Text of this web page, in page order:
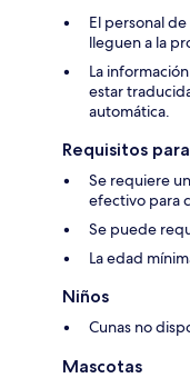
El personal
lleguen a la
La
estar
automática.
Requisitos
Se requiere
efectivo para
Se puede
La edad
Niños
Cunas no
Mascotas